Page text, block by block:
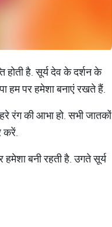
होती है. सूर्य देव के दर्शन के
हम पर हमेशा बनाएं रखते हैं.
रंग की आभा हो. सभी जातकों
करें.
बनी रहती है. उगते सूर्य